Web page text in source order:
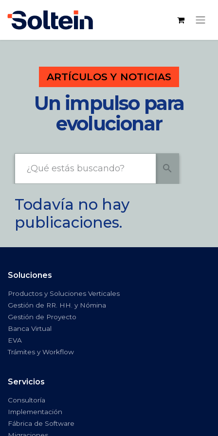
ARTÍCULOS Y NOTICIAS
Un impulso para
evolucionar
search
Todavía no hay
publicaciones.
Soluciones
Productos y Soluciones Verticales
Gestión de RR. HH. y Nómina
Gestión de Proyecto
Banca Virtual
EVA
Trámites y Workflow
Servicios
Consultoría
Implementación
Fábrica de Software